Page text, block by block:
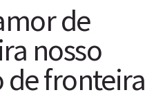
de
nosso
de fronteira